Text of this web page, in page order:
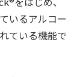
いるアルコー
ている機能で